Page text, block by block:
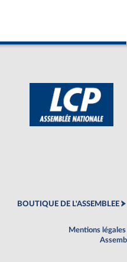
BOUTIQUE DE L'ASSEMBLEE
Mentions légales